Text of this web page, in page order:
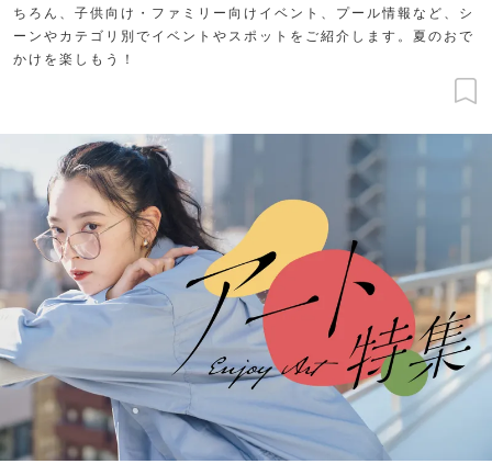
ちろん、子供向け・ファミリー向けイベント、プール情報など、シ
ーンやカテゴリ別でイベントやスポットをご紹介します。夏のおで
かけを楽しもう！